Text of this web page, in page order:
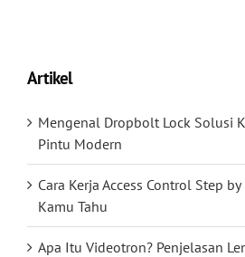
Artikel
Mengenal Dropbolt Lock Solusi
Pintu Modern
Cara Kerja Access Control Step
Kamu Tahu
Apa Itu Videotron? Penjelasan